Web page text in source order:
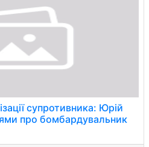
супротивника: Юрій
про бомбардувальник